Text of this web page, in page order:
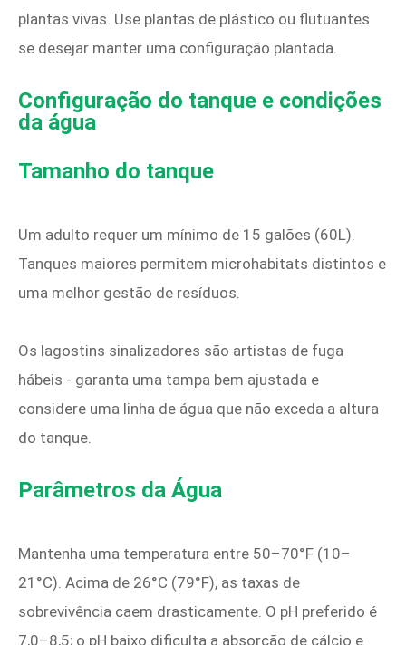
plantas vivas. Use plantas de plástico ou flutuantes
se desejar manter uma configuração plantada.
Configuração do tanque e condições
da água
Tamanho do tanque
Um adulto requer um mínimo de 15 galões (60L).
Tanques maiores permitem microhabitats distintos e
uma melhor gestão de resíduos.
Os lagostins sinalizadores são artistas de fuga
hábeis - garanta uma tampa bem ajustada e
considere uma linha de água que não exceda a altura
do tanque.
Parâmetros da Água
Mantenha uma temperatura entre 50–70°F (10–
21°C). Acima de 26°C (79°F), as taxas de
sobrevivência caem drasticamente. O pH preferido é
7,0–8,5; o pH baixo dificulta a absorção de cálcio e